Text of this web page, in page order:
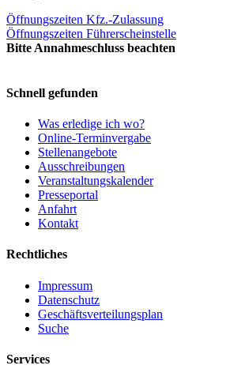
Öffnungszeiten Kfz.-Zulassung
Öffnungszeiten Führerscheinstelle
Bitte Annahmeschluss beachten
Schnell gefunden
Was erledige ich wo?
Online-Terminvergabe
Stellenangebote
Ausschreibungen
Veranstaltungskalender
Presseportal
Anfahrt
Kontakt
Rechtliches
Impressum
Datenschutz
Geschäftsverteilungsplan
Suche
Services